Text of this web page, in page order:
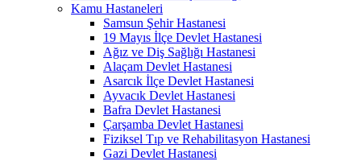
Kamu Hastaneleri
Samsun Şehir Hastanesi
19 Mayıs İlçe Devlet Hastanesi
Ağız ve Diş Sağlığı Hastanesi
Alaçam Devlet Hastanesi
Asarcık İlçe Devlet Hastanesi
Ayvacık Devlet Hastanesi
Bafra Devlet Hastanesi
Çarşamba Devlet Hastanesi
Fiziksel Tıp ve Rehabilitasyon Hastanesi
Gazi Devlet Hastanesi